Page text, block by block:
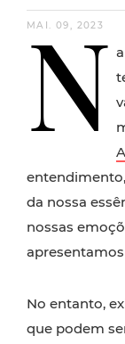
MAI. 09, 2023
N
da nossa
nossas
No entanto,
que podem